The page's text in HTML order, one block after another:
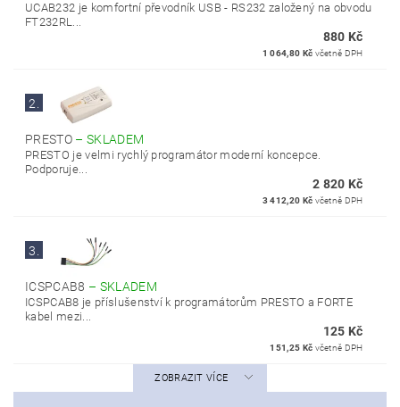
UCAB232 je komfortní převodník USB - RS232 založený na obvodu
FT232RL...
880 Kč
1 064,80 Kč včetně DPH
2.
PRESTO –SKLADEM
PRESTO je velmi rychlý programátor moderní koncepce.
Podporuje...
2 820 Kč
3 412,20 Kč včetně DPH
3.
ICSPCAB8 – SKLADEM
ICSPCAB8 je příslušenství k programátorům PRESTO a FORTE
kabel mezi...
125 Kč
151,25 Kč včetně DPH
ZOBRAZIT VÍCE